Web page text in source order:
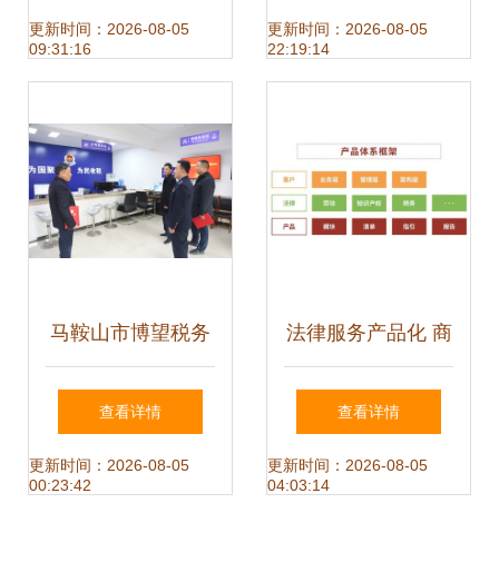
化新生态——汕头
优税务服务
更新时间：2026-08-05
09:31:16
点，实现护税利企
更新时间：2026-08-05
22:19:14
马鞍山市博望税务
践行新时代“枫桥经
验” 惠企利民解难
查看详情
更新时间：2026-08-05
00:23:42
法律服务产品化 商
标代理业务的关键
在于“提前定义”服
查看详情
更新时间：2026-08-05
04:03:14